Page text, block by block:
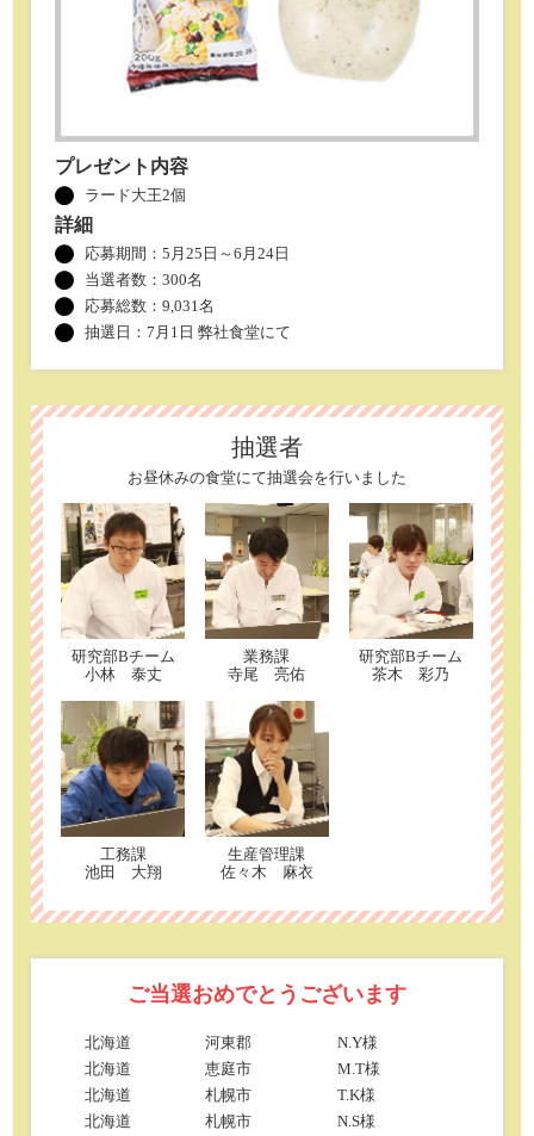
プレゼント内容
ラード大王2個
詳細
応募期間：5月25日～6月24日
当選者数：300名
応募総数：9,031名
抽選日：7月1日 弊社食堂にて
抽選者
お昼休みの食堂にて抽選会を行いました
研究部Bチーム
小林 泰丈
業務課
寺尾 亮佑
研究部Bチーム
茶木 彩乃
工務課
池田 大翔
生産管理課
佐々木 麻衣
ご当選おめでとうございます
北海道 河東郡
N.Y様
北海道
恵庭市
M.T様
北海道
札幌市
T.K様
北海道
札幌市
N.S様